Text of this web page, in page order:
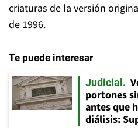
criaturas de la versión
de 1996.
Te puede interesar
Judicial
portones
antes que
diálisis: